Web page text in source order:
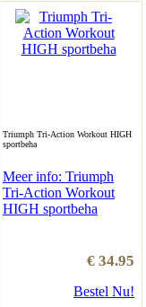
Triumph Tri-Action Workout HIGH
sportbeha
Meer info: Triumph
Tri-Action Workout
HIGH sportbeha
€ 34.95
Bestel Nu!